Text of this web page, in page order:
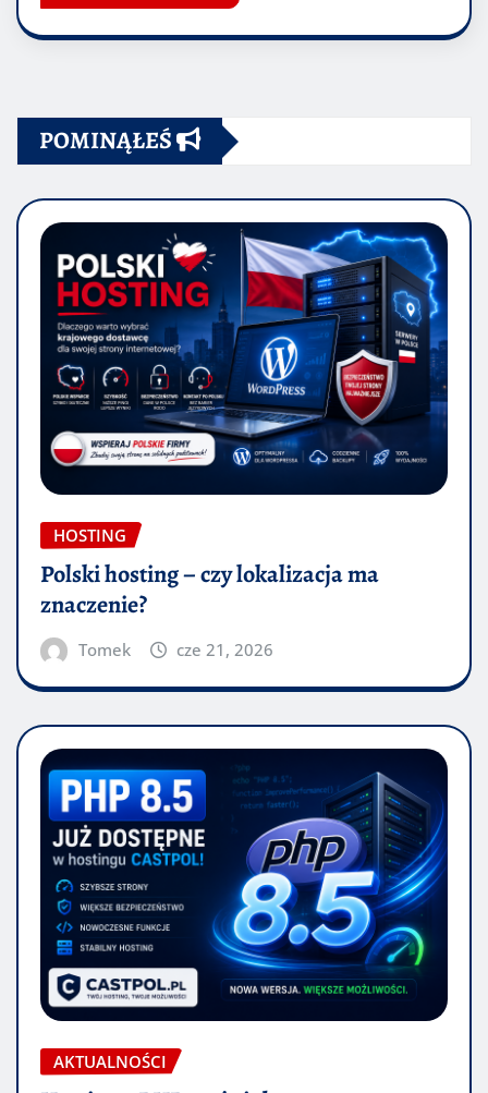
POMINĄŁEŚ
HOSTING
Polski hosting – czy lokalizacja ma
znaczenie?
Tomek cze 21, 2026
AKTUALNOŚCI